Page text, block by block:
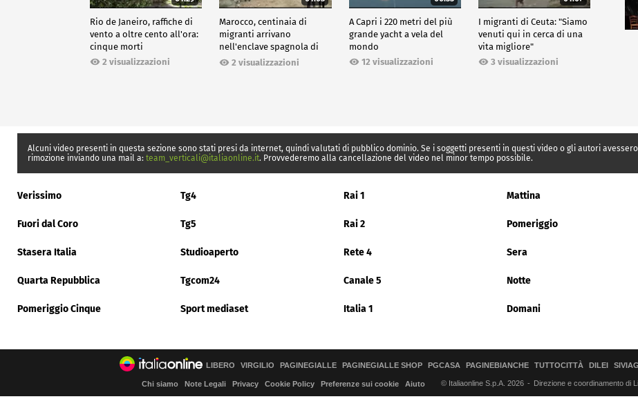
Rio de Janeiro, raffiche di
vento a oltre cento all'ora:
cinque morti
2 visualizzazioni
Marocco, centinaia di
migranti arrivano
nell'enclave spagnola di
Ceuta2 visualizzazioni
A Capri i 220 metri del più
grande yacht a vela del
mondo
12 visualizzazioni
I migranti di Ceuta: "Siamo
venuti qui in cerca di una
vita migliore"
3 visualizzazioni
Alcuni video presenti in questa sezione sono stati presi da internet, quindi valutati di pubblico dominio. Se i soggetti presenti in questi video o gli autori
rimozione inviando una mail a: team_verticali@italiaonline.it. Provvederemo alla cancellazione del video nel minor tempo possibile.
Verissimo Tg4 Rai 1 Mattina
Fuori dal Coro Tg5 Rai 2 Pomeriggio
Stasera Italia Studioaperto Rete 4 Sera
Quarta Repubblica Tgcom24 Canale 5 Notte
Pomeriggio Cinque Sport mediaset Italia 1 Domani
LIBERO VIRGILIO PAGINEGIALLE PAGINEGIALLE SHOP PGCASA PAGINEBIANCHE TUTTOCITTÀ DILEI
Chi siamo Note Legali Privacy Cookie Policy Preferenze sui cookie Aiuto © Italiaonline S.p.A. 2026 Direzione e coordinamento di